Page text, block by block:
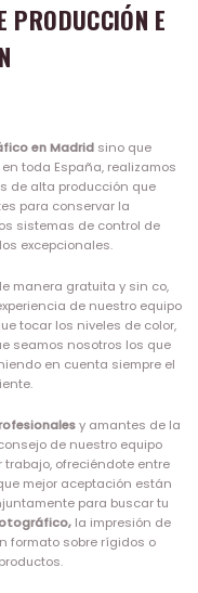
PRODUCCIÓN E
en Madrid sino que
en toda España, realizamos
de alta producción que
para conservar la
sistemas de control de
excepcionales.
manera gratuita y sin co,
de nuestro equipo
tocar los niveles de color,
seamos nosotros los que
en cuenta siempre el
y amantes de la
de nuestro equipo
ofreciéndote entre
mejor aceptación están
para buscar tu
la impresión de
formato sobre rígidos o